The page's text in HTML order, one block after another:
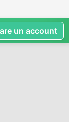
un account